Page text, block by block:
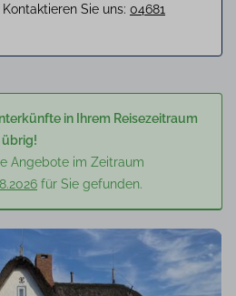
Sie uns: 04681
in Ihrem Reisezeitraum
übrig!
Angebote im Zeitraum
für Sie gefunden.